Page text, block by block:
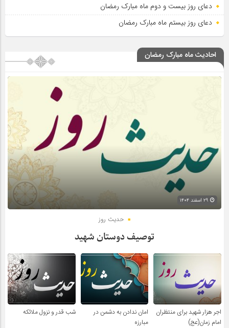
دعای روز بیست و دوم ماه مبارک رمضان
دعای روز بیستم ماه مبارک رمضان
احادیث ماه مبارک رمضان
حدیث روز
توصیف دوستان شهید
اجر هزار شهید برای منتظران
امام زمان(عج)
امان ندادن به دشمن در
مبارزه
شب قدر و نزول ملائکه